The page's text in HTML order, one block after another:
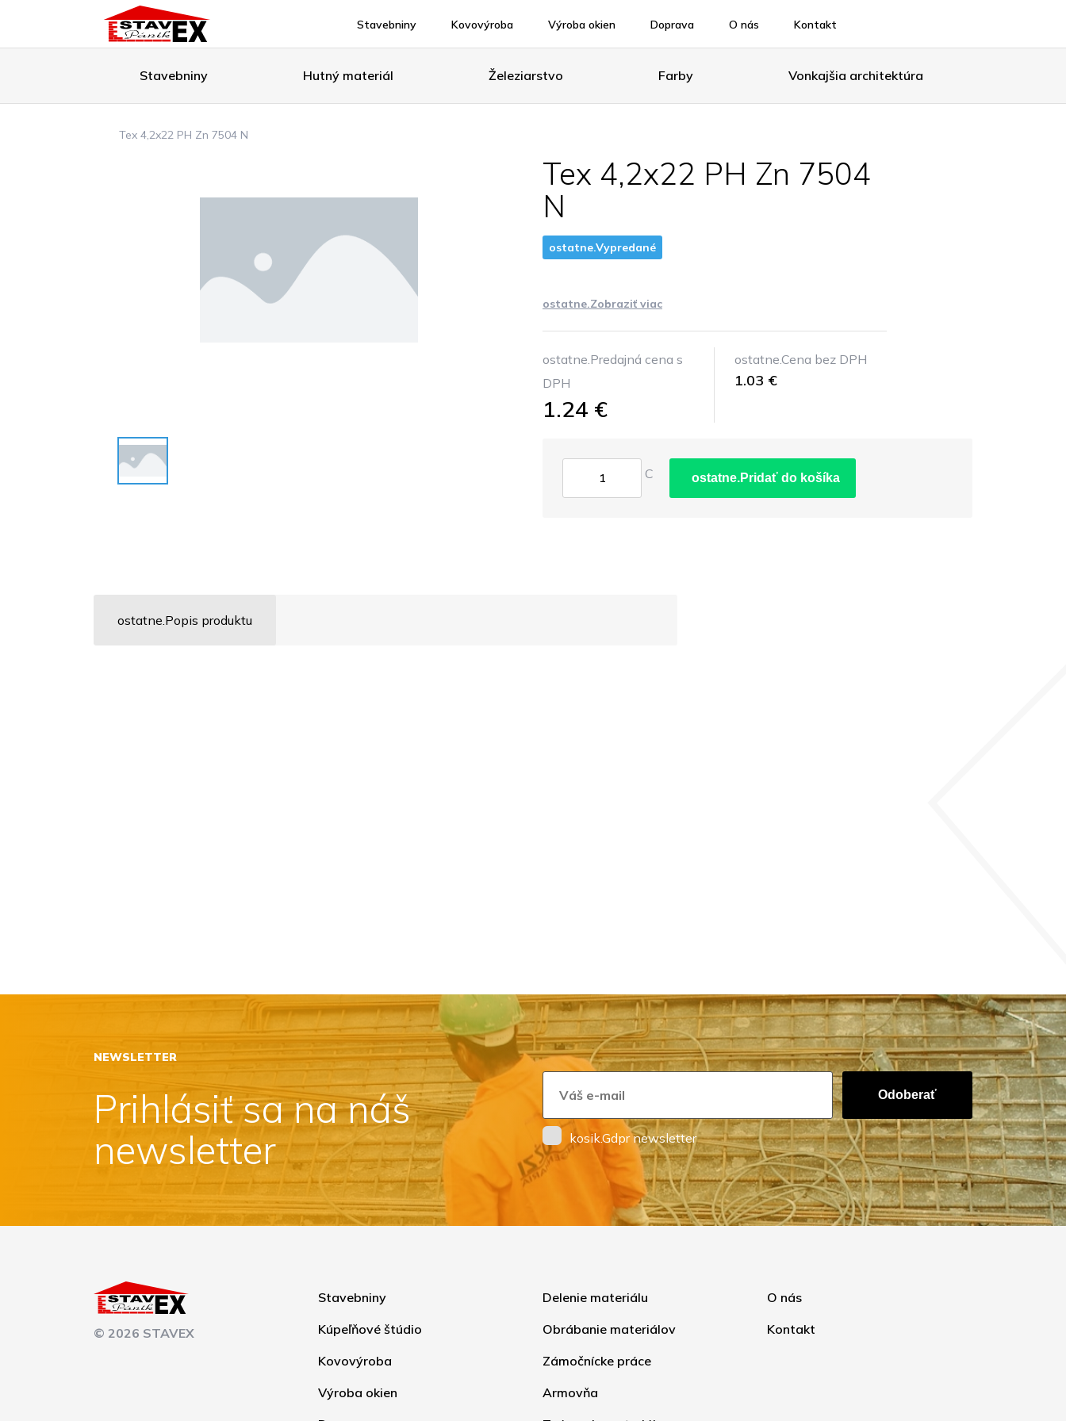
Stavebniny Kovovýroba Výroba okien Doprava O nás Kontakt
Stavebniny Hutný materiál Železiarstvo Farby Vonkajšia architektúra
Tex 4,2x22 PH Zn 7504 N
Tex 4,2x22 PH Zn 7504
N
ostatne.Vypredané
ostatne.Zobraziť viac
ostatne.Predajná cena s
DPH
1.24 €
ostatne.Cena bez DPH
1.03 €
C ostatne.Pridať do košíka
ostatne.Popis produktu
NEWSLETTER
Prihlásiť sa na náš
newsletter
Odoberať
kosik.Gdpr newsletter
© 2026 STAVEX
Stavebniny
Kúpeľňové štúdio
Kovovýroba
Výroba okien
Delenie materiálu
Obrábanie materiálov
Zámočnícke práce
Armovňa
O nás
Kontakt